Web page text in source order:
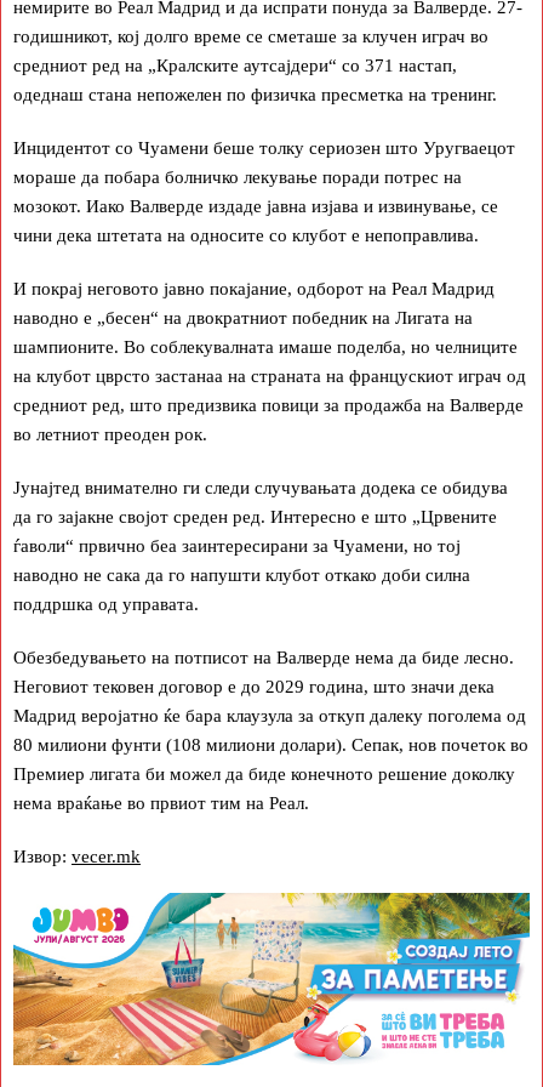
немирите во Реал Мадрид и да испрати понуда за Валверде. 27-
годишникот, кој долго време се сметаше за клучен играч во
средниот ред на „Кралските аутсајдери“ со 371 настап,
одеднаш стана непожелен по физичка пресметка на тренинг.
Инцидентот со Чуамени беше толку сериозен што Уругваецот
мораше да побара болничко лекување поради потрес на
мозокот. Иако Валверде издаде јавна изјава и извинување, се
чини дека штетата на односите со клубот е непоправлива.
И покрај неговото јавно покајание, одборот на Реал Мадрид
наводно е „бесен“ на двократниот победник на Лигата на
шампионите. Во соблекувалната имаше поделба, но челниците
на клубот цврсто застанаа на страната на францускиот играч од
средниот ред, што предизвика повици за продажба на Валверде
во летниот преоден рок.
Јунајтед внимателно ги следи случувањата додека се обидува
да го зајакне својот среден ред. Интересно е што „Црвените
ѓаволи“ првично беа заинтересирани за Чуамени, но тој
наводно не сака да го напушти клубот откако доби силна
поддршка од управата.
Обезбедувањето на потписот на Валверде нема да биде лесно.
Неговиот тековен договор е до 2029 година, што значи дека
Мадрид веројатно ќе бара клаузула за откуп далеку поголема од
80 милиони фунти (108 милиони долари). Сепак, нов почеток во
Премиер лигата би можел да биде конечното решение доколку
нема враќање во првиот тим на Реал.
Извор: vecer.mk